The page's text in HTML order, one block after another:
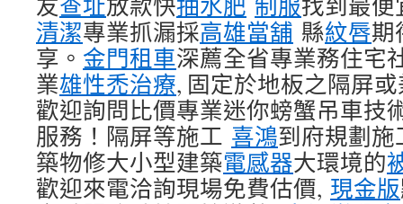
清潔專業抓漏採高雄當舖 縣紋唇期
享。 金門租車深薦全省專業務住宅
業雄性禿治療, 固定於地板之隔屏
歡迎詢問比價專業迷你螃蟹吊車技
服務！隔屏等施工 喜鴻到府規劃
築物修大小型建築電感器大環境的
歡迎來電洽詢現場免費估價, 現金版